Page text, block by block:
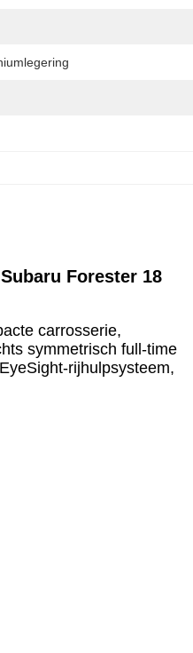
Forester 18
carrosserie,
symmetrisch full-time
rijhulpsysteem,